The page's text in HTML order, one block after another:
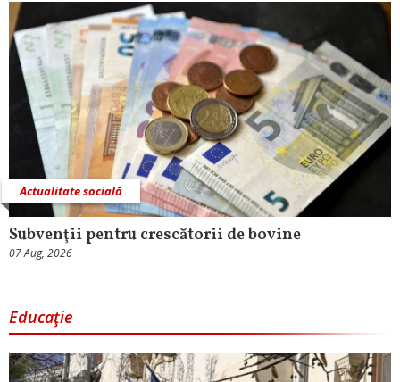
Actualitate socială
Subvenţii pentru crescătorii de bovine
07 Aug, 2026
Educaţie